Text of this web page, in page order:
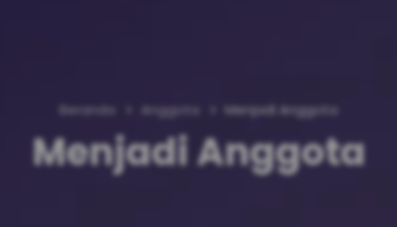
Beranda Anggota Menjadi Anggota
Menjadi Anggota